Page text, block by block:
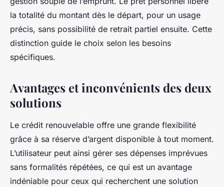
la totalité du montant dès le départ, pour un usage
précis, sans possibilité de retrait partiel ensuite. Cette
distinction guide le choix selon les besoins
spécifiques.
Avantages et inconvénients des deux
solutions
Le crédit renouvelable offre une grande flexibilité
grâce à sa réserve d’argent disponible à tout moment.
L’utilisateur peut ainsi gérer ses dépenses imprévues
sans formalités répétées, ce qui est un avantage
indéniable pour ceux qui recherchent une solution